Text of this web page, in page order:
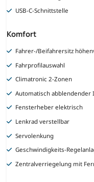
USB-C-Schnittstelle
Komfort
Fahrer-/Beifahrersitz
Fahrprofilauswahl
Climatronic 2-Zonen
Automatisch abblendender
Fensterheber elektrisch
Lenkrad verstellbar
Servolenkung
Geschwindigkeits-
Zentralverriegelung mit